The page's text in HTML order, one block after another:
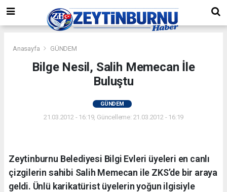
Anasayfa GÜNDEM
Bilge Nesil, Salih Memecan İle
Buluştu
GÜNDEM
21.03.2012 - 16:19, Güncelleme: 21.03.2012 - 16:19
Zeytinburnu Belediyesi Bilgi Evleri üyeleri en canlı
çizgilerin sahibi Salih Memecan ile ZKS’de bir araya
geldi. Ünlü karikatürist üyelerin yoğun ilgisiyle